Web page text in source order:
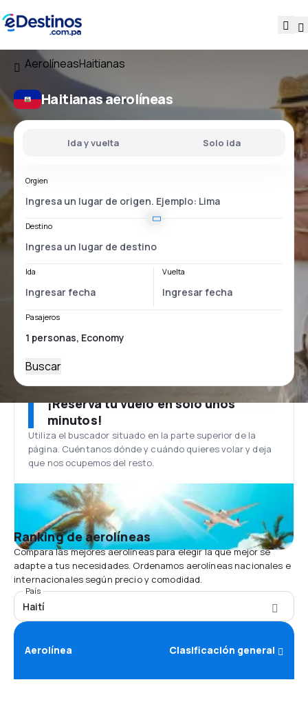
AerolíneasHaitianas
Haitianas aerolíneas
Ida y vuelta Solo ida
Orgien
Destino
Ida Vuelta
Pasajeros
Buscar
¡Reserva tu vuelo en solo unos
minutos!
Utiliza el buscador situado en la parte superior de la
página. Cuéntanos dónde y cuándo quieres volar y deja
que nos ocupemos del resto.
Ranking de aerolíneas
Compara las mejores aerolíneas para elegir la que mejor se
adapte a tus necesidades. Ordenamos aerolíneas nacionales e
internacionales según precio y comodidad.
País
Haití
Aerolínea Clasificación general